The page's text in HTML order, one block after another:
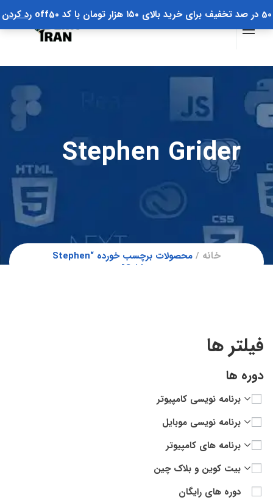
50 در صد تخفیف برای خرید بالای ۱۵۰ هزار تومان با کد off50 رد کردن
Stephen Grider
خانه
محصولات برچسب خورده “Stephen
Grider”
فیلتر ها
دوره ها
برنامه نویسی کامپیوتر
برنامه نویسی موبایل
برنامه های کامپیوتر
بیت کوین و بلاک چین
دوره های رایگان